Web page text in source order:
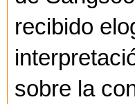
recibido
sobre la